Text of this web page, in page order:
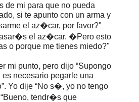
de mi para que no pueda
si te apunto con un arma y
el az�car, por favor?"
el az�car. �Pero esto
o porque me tienes miedo?"
mi punto, pero dijo “Supongo
necesario pegarle una
Yo dije “No s�, yo no tengo
tendr�s que